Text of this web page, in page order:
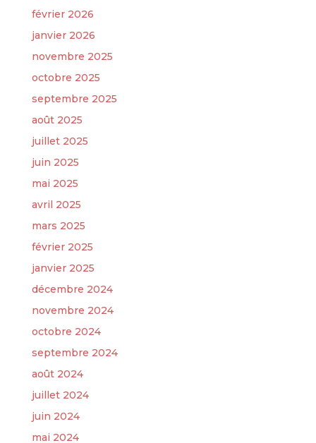
février 2026
janvier 2026
novembre 2025
octobre 2025
septembre 2025
août 2025
juillet 2025
juin 2025
mai 2025
avril 2025
mars 2025
février 2025
janvier 2025
décembre 2024
novembre 2024
octobre 2024
septembre 2024
août 2024
juillet 2024
juin 2024
mai 2024